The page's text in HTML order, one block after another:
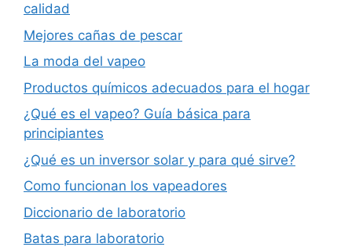
calidad
Mejores cañas de pescar
La moda del vapeo
Productos químicos adecuados para el hogar
¿Qué es el vapeo? Guía básica para
principiantes
¿Qué es un inversor solar y para qué sirve?
Como funcionan los vapeadores
Diccionario de laboratorio
Batas para laboratorio